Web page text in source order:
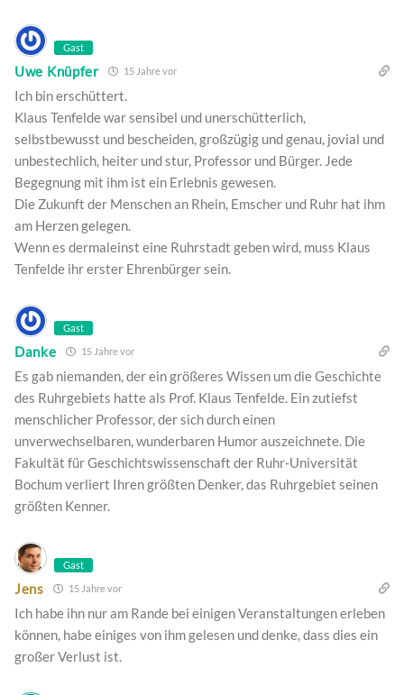
Gast
Uwe Knüpfer 15 Jahre vor
Ich bin erschüttert.
Klaus Tenfelde war sensibel und unerschütterlich,
selbstbewusst und bescheiden, großzügig und genau, jovial und
unbestechlich, heiter und stur, Professor und Bürger. Jede
Begegnung mit ihm ist ein Erlebnis gewesen.
Die Zukunft der Menschen an Rhein, Emscher und Ruhr hat ihm
am Herzen gelegen.
Wenn es dermaleinst eine Ruhrstadt geben wird, muss Klaus
Tenfelde ihr erster Ehrenbürger sein.
Gast
Danke 15 Jahre vor
Es gab niemanden, der ein größeres Wissen um die Geschichte
des Ruhrgebiets hatte als Prof. Klaus Tenfelde. Ein zutiefst
menschlicher Professor, der sich durch einen
unverwechselbaren, wunderbaren Humor auszeichnete. Die
Fakultät für Geschichtswissenschaft der Ruhr-Universität
Bochum verliert Ihren größten Denker, das Ruhrgebiet seinen
größten Kenner.
Gast
Jens 15 Jahre vor
Ich habe ihn nur am Rande bei einigen Veranstaltungen erleben
können, habe einiges von ihm gelesen und denke, dass dies ein
großer Verlust ist.